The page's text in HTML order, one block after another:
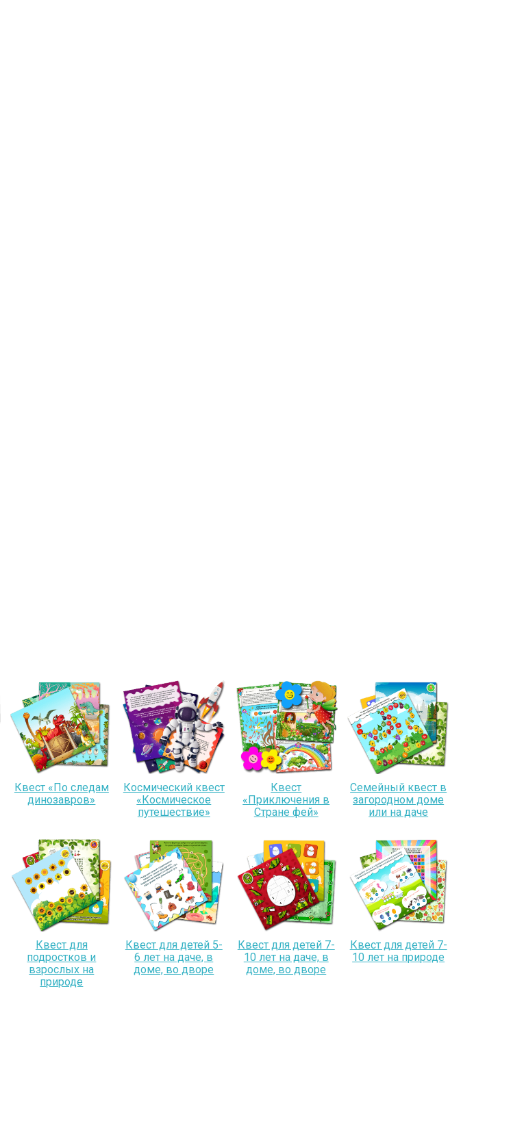
Квест «По следам
динозавров»
Космический квест
«Космическое
путешествие»
Квест
«Приключения в
Стране фей»
Семейный квест в
загородном доме
или на даче
Квест для
подростков и
взрослых на
природе
Квест для детей 5-
6 лет на даче, в
доме, во дворе
Квест для детей 7-
10 лет на даче, в
доме, во дворе
Квест для детей 7-
10 лет на природе